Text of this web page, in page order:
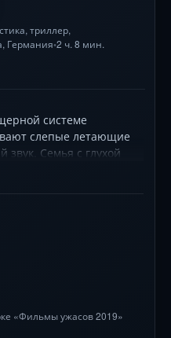
, триллер,
, Германия•2 ч. 8 мин.
системе
слепые летающие
Семья с глухой
в отчаянное
ненадежных убежищ
что монстры —
Туччи, Миранда Отто)
в мире, где шепот
Реж. Джон
связях.
«Фильмы ужасов 2019»